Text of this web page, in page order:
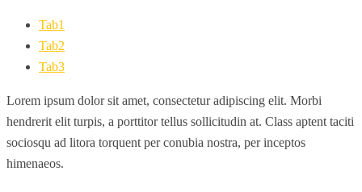
Tab1
Tab2
Tab3
Lorem ipsum dolor sit amet, consectetur adipiscing elit. Morbi
hendrerit elit turpis, a porttitor tellus sollicitudin at. Class aptent taciti
sociosqu ad litora torquent per conubia nostra, per inceptos
himenaeos.